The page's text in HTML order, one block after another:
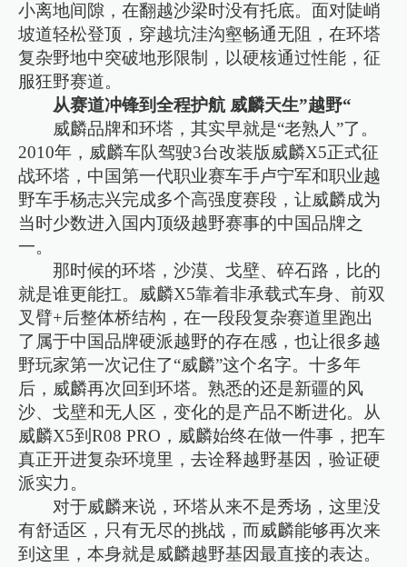
小离地间隙，在翻越沙梁时没有托底。面对陡峭
坡道轻松登顶，穿越坑洼沟壑畅通无阻，在环塔
复杂野地中突破地形限制，以硬核通过性能，征
服狂野赛道。
从赛道冲锋到全程护航 威麟天生”越野“
威麟品牌和环塔，其实早就是“老熟人”了。
2010年，威麟车队驾驶3台改装版威麟X5正式征
战环塔，中国第一代职业赛车手卢宁军和职业越
野车手杨志兴完成多个高强度赛段，让威麟成为
当时少数进入国内顶级越野赛事的中国品牌之
一。
那时候的环塔，沙漠、戈壁、碎石路，比的
就是谁更能扛。威麟X5靠着非承载式车身、前双
叉臂+后整体桥结构，在一段段复杂赛道里跑出
了属于中国品牌硬派越野的存在感，也让很多越
野玩家第一次记住了“威麟”这个名字。十多年
后，威麟再次回到环塔。熟悉的还是新疆的风
沙、戈壁和无人区，变化的是产品不断进化。从
威麟X5到R08 PRO，威麟始终在做一件事，把车
真正开进复杂环境里，去诠释越野基因，验证硬
派实力。
对于威麟来说，环塔从来不是秀场，这里没
有舒适区，只有无尽的挑战，而威麟能够再次来
到这里，本身就是威麟越野基因最直接的表达。